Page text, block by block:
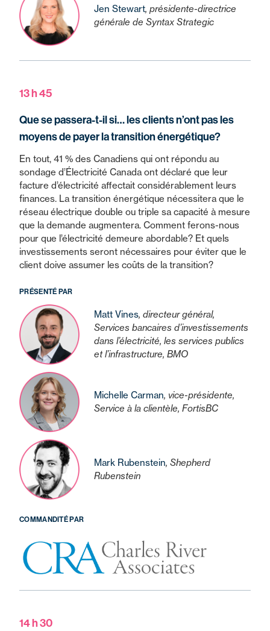
Jen Stewart, présidente-directrice
générale de Syntax Strategic
13 h 45
Que se passera-t-il si… les clients n’ont pas les
moyens de payer la transition énergétique?
En tout, 41 % des Canadiens qui ont répondu au
sondage d’Électricité Canada ont déclaré que leur
facture d’électricité affectait considérablement leurs
finances. La transition énergétique nécessitera que le
réseau électrique double ou triple sa capacité à mesure
que la demande augmentera. Comment ferons-nous
pour que l’électricité demeure abordable? Et quels
investissements seront nécessaires pour éviter que le
client doive assumer les coûts de la transition?
PRÉSENTÉ PAR
Matt Vines, directeur général,
Services bancaires d’investissements
dans l’électricité, les services publics
et l’infrastructure, BMO
Michelle Carman, vice-présidente,
Service à la clientèle, FortisBC
Mark Rubenstein, Shepherd
Rubenstein
COMMANDITÉ PAR
14 h 30